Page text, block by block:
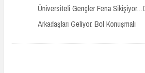
navigation
post:
Üniversiteli Gençler Fena
Arkadaşları Geliyor. Bol Konuşmalı